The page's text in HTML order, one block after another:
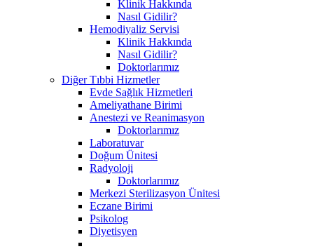
Klinik Hakkında
Nasıl Gidilir?
Hemodiyaliz Servisi
Klinik Hakkında
Nasıl Gidilir?
Doktorlarımız
Diğer Tıbbi Hizmetler
Evde Sağlık Hizmetleri
Ameliyathane Birimi
Anestezi ve Reanimasyon
Doktorlarımız
Laboratuvar
Doğum Ünitesi
Radyoloji
Doktorlarımız
Merkezi Sterilizasyon Ünitesi
Eczane Birimi
Psikolog
Diyetisyen